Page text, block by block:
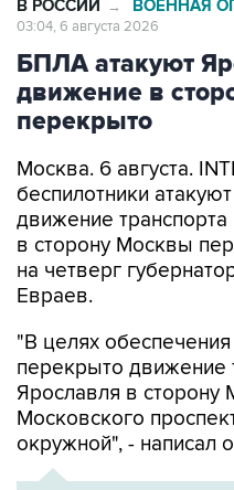
БПЛА атакуют
движение в
перекрыто
Москва. 6 августа.
движение транспорта
в сторону Москвы
на четверг
Евраев.
"В целях обеспечения
Ярославля в сторону
Московского
окружной", - написал
ХРОНИКА